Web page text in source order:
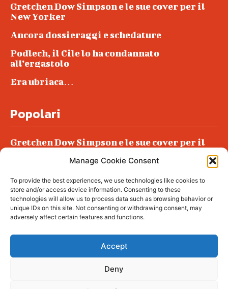
Manage Cookie Consent
To provide the best experiences, we use technologies like cookies to
store and/or access device information. Consenting to these
technologies will allow us to process data such as browsing behavior or
unique IDs on this site. Not consenting or withdrawing consent, may
adversely affect certain features and functions.
Accept
Deny
Gretchen Dow Simpson e le sue cover per il
New Yorker
Ancora dossieraggi e schedature
Podlech, il Cile lo ha condannato
all’ergastolo
Era ubriaca…
Popolari
Gretchen Dow Simpson e le sue cover per il
Podlech, il Cile lo ha condannato
all’ergastolo
Era ubriaca…
© tagDiv - All rights reserved. Made with